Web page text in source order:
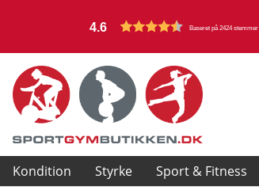
4.6 Baseret på 2424 stemmer
Kondition Styrke Sport & Fitness